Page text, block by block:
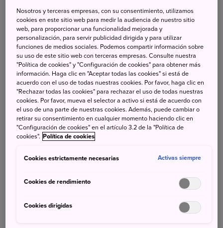
'Ramen', 'tatak'i, 'sashimi' e incluso helados que nunca se
derriten son algunos de los platos que los comensales
restaurante donde probar las delicias gastronómicas
muestra), esta técnica, que se acerca más a la artesanía
características del país y que a menudo sorprende a los
Nosotros y terceras empresas, con su consentimiento, utilizamos
cookies en este sitio web para medir la audiencia de nuestro sitio
web, para proporcionar una funcionalidad mejorada y
personalización, para servir publicidad dirigida y para utilizar
funciones de medios sociales. Podemos compartir información sobre
su uso de este sitio web con terceras empresas. Consulte nuestra
"Política de cookies" y "Configuración de cookies" para obtener más
información. Haga clic en "Aceptar todas las cookies" si está de
acuerdo con el uso de todas nuestras cookies. Por favor, haga clic en
"Rechazar todas las cookies" para rechazar el uso de todas nuestras
cookies. Por favor, mueva el selector a activo si está de acuerdo con
el uso de una parte de nuestras cookies. Además, puede cambiar o
retirar su consentimiento en cualquier momento haciendo clic en
"Configuración de cookies" en el artículo 3.2 de la "Política de
cookies". Política de cookies
Cookies estrictamente necesarias Activas siempre
Cookies de rendimiento
Cookies dirigidas